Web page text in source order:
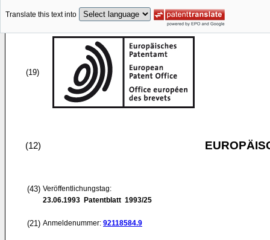
Translate this text into
(19)
(12)
(43) Veröffentlichungstag:
23.06.1993 Patentblatt 1993/25
(21) Anmeldenummer: 92118584.9